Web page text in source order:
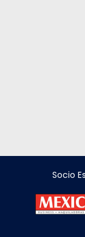
Socio